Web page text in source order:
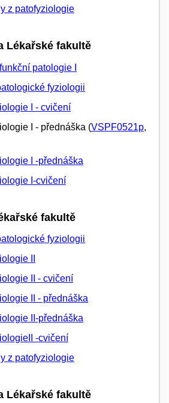
z patofyziologie
Lékařské fakultě
patologie I
fyziologii
I - cvičení
I - přednáška (VSPF0521p,
I -přednáška
I-cvičení
fakultě
fyziologii
II
II - cvičení
II - přednáška
II-přednáška
-cvičení
z patofyziologie
Lékařské fakultě